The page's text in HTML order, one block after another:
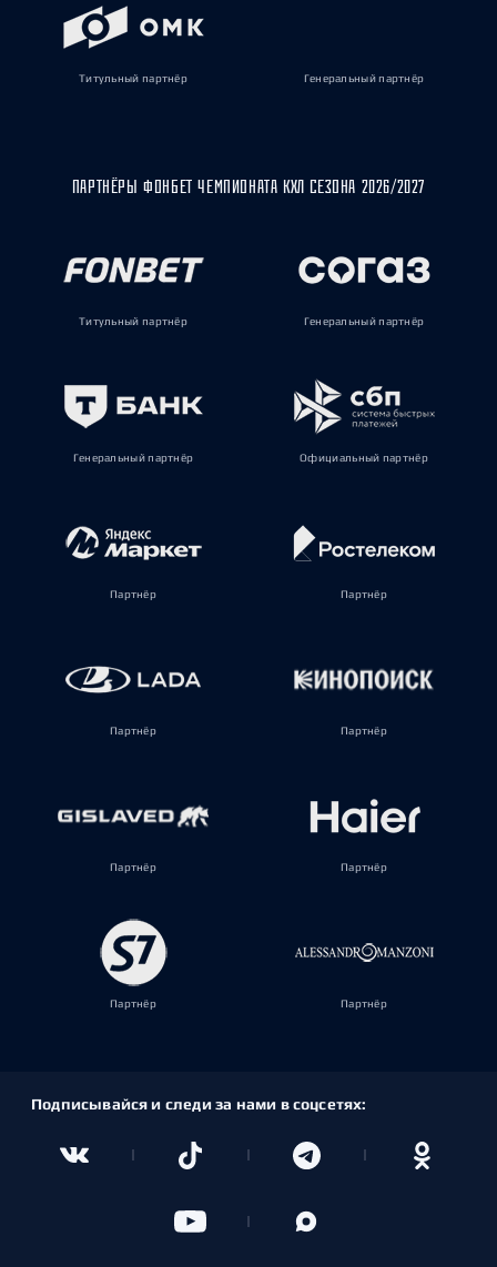
Титульный партнёр Генеральный партнёр
ПАРТНЁРЫ ФОНБЕТ ЧЕМПИОНАТА КХЛ СЕЗОНА 2026/2027
Титульный партнёр Генеральный партнёр
Генеральный партнёр Официальный партнёр
Партнёр Партнёр
Партнёр Партнёр
Партнёр Партнёр
Партнёр Партнёр
Подписывайся и следи за нами в соцсетях: